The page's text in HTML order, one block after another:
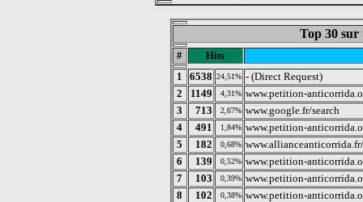
Top 30 sur
#
Hits
1
6538 24,51% - (Direct Request)
2
1149 4,31% www.petition-
3
713 2,67% www.google.fr/search
4
491 1,84% www.petition-
5
182 0,68%
6
139 0,52% www.petition-
7
103 0,39% www.petition-
8
102 0,38% www.petition-